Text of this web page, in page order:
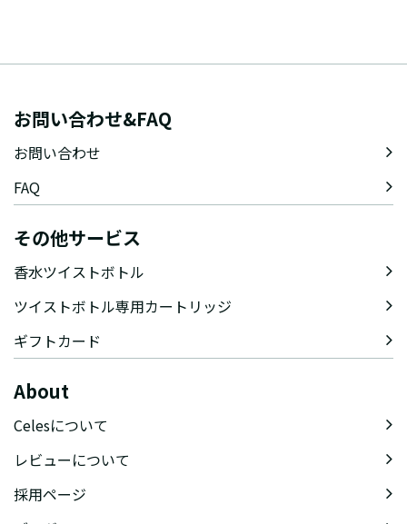
お問い合わせ&FAQ
お問い合わせ
FAQ
その他サービス
香水ツイストボトル
ツイストボトル専用カートリッジ
ギフトカード
About
Celesについて
レビューについて
採用ページ